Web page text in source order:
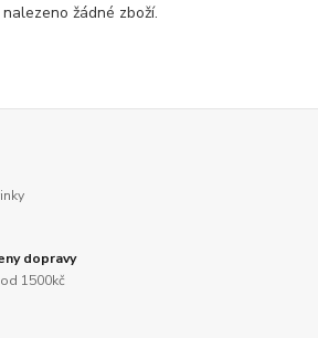
žádné zboží.
dopravy
1500kč